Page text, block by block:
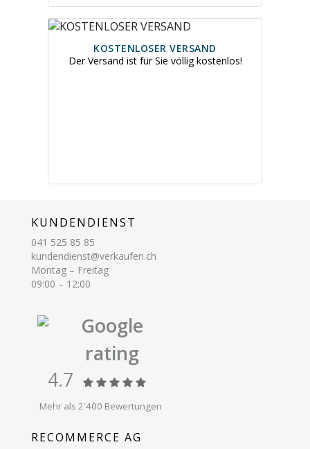
KOSTENLOSER VERSAND
Der Versand ist für Sie völlig kostenlos!
KUNDENDIENST
041 525 85 85
kundendienst@verkaufen.ch
Montag – Freitag
09:00 – 12:00
Google
rating
4.7
Mehr als 2'400 Bewertungen
RECOMMERCE AG